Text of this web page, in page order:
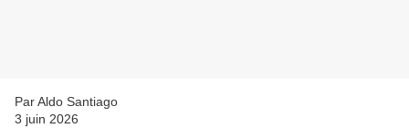
Par Aldo Santiago
3 juin 2026